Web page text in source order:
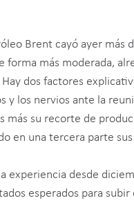
Brent cayó ayer más
forma más moderada,
dos factores
y los nervios ante la
más su recorte de
en una tercera parte
experiencia desde
esperados para